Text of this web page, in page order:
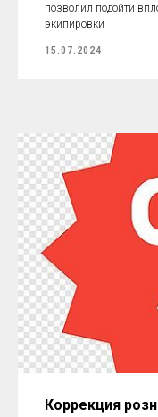
позволил подойти
экипировки
15.07.2024
Коррекция